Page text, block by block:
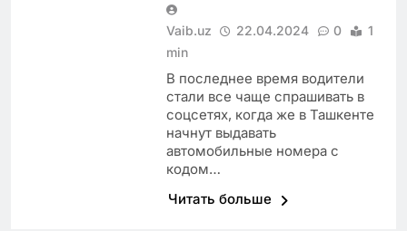
Vaib.uz 22.04.2024 0
1
min
В последнее время водители
стали все чаще спрашивать в
соцсетях, когда же в Ташкенте
начнут выдавать
автомобильные номера с
кодом…
Читать больше